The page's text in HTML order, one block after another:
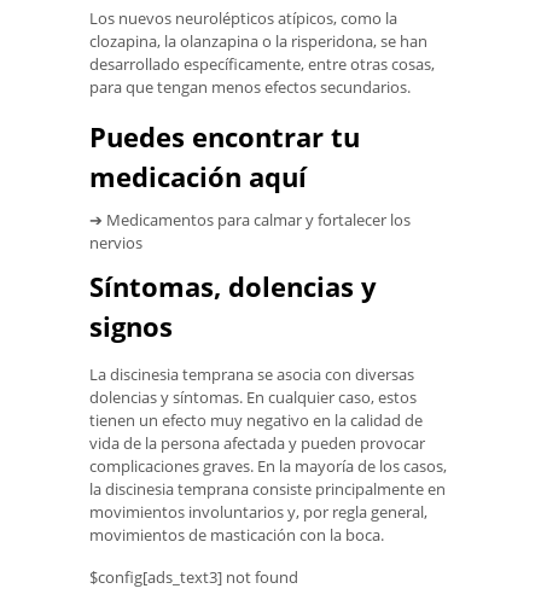
Los nuevos neurolépticos atípicos, como la
clozapina, la olanzapina o la risperidona, se han
desarrollado específicamente, entre otras cosas,
para que tengan menos efectos secundarios.
Puedes encontrar tu
medicación aquí
➔ Medicamentos para calmar y fortalecer los
nervios
Síntomas, dolencias y
signos
La discinesia temprana se asocia con diversas
dolencias y síntomas. En cualquier caso, estos
tienen un efecto muy negativo en la calidad de
vida de la persona afectada y pueden provocar
complicaciones graves. En la mayoría de los casos,
la discinesia temprana consiste principalmente en
movimientos involuntarios y, por regla general,
movimientos de masticación con la boca.
$config[ads_text3] not found